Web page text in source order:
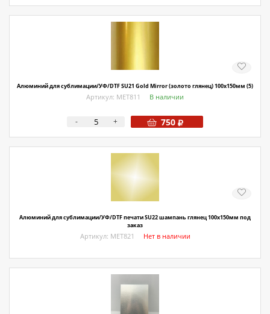
Алюминий для сублимации/УФ/DTF SU21 Gold Mirror (золото глянец) 100х150мм (5)
Артикул: МЕТ811 В наличии
- + 750
Алюминий для сублимации/УФ/DTF печати SU22 шампань глянец 100х150мм под
заказ
Артикул: МЕТ821 Нет в наличии